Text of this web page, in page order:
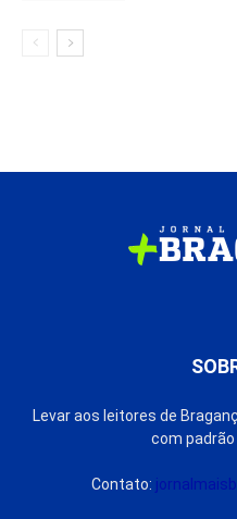
Levar aos leitores de
com
Contato: